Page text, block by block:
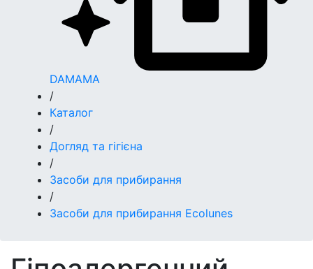
DAMAMA
/
Каталог
/
Догляд та гігієна
/
Засоби для прибирання
/
Засоби для прибирання Ecolunes